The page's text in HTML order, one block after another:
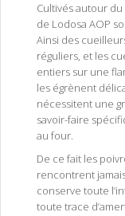
Cultivés autour
de Lodosa AOP
Ainsi des
réguliers, et les
entiers sur une
les égrènent
nécessitent une
savoir-faire
au four.
De ce fait les
rencontrent
conserve toute
toute trace